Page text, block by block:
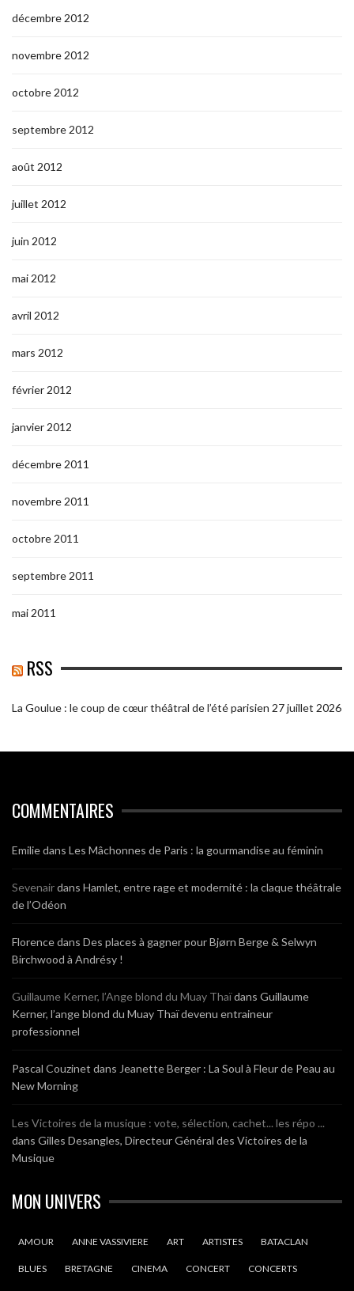
décembre 2012
novembre 2012
octobre 2012
septembre 2012
août 2012
juillet 2012
juin 2012
mai 2012
avril 2012
mars 2012
février 2012
janvier 2012
décembre 2011
novembre 2011
octobre 2011
septembre 2011
mai 2011
RSS
La Goulue : le coup de cœur théâtral de l’été parisien 27 juillet 2026
COMMENTAIRES
Emiliedans Les Mâchonnes de Paris : la gourmandise au féminin
Sevenairdans Hamlet, entre rage et modernité : la claque théâtrale
de l’Odéon
Florencedans Des places à gagner pour Bjørn Berge & Selwyn
Birchwood à Andrésy !
Guillaume Kerner, l’Ange blond du Muay Thaïdans Guillaume
Kerner, l’ange blond du Muay Thaï devenu entraineur
professionnel
Pascal Couzinet dans Jeanette Berger : La Soul à Fleur de Peau au
New Morning
Les Victoires de la musique : vote, sélection, cachet... les répo ...
dans Gilles Desangles, Directeur Général des Victoires de la
Musique
MON UNIVERS
AMOUR ANNE VASSIVIERE ART ARTISTES BATACLAN
BLUES BRETAGNE CINEMA CONCERT CONCERTS